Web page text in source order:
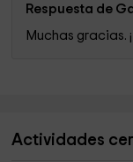
Respuesta de
Muchas gracias.
Actividades